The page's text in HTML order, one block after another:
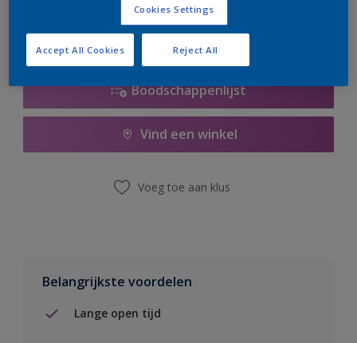
Boodschappenlijst
Vind een winkel
Voeg toe aan klus
Belangrijkste voordelen
Lange open tijd
Cookies Settings
Reject All
Accept All Cookies